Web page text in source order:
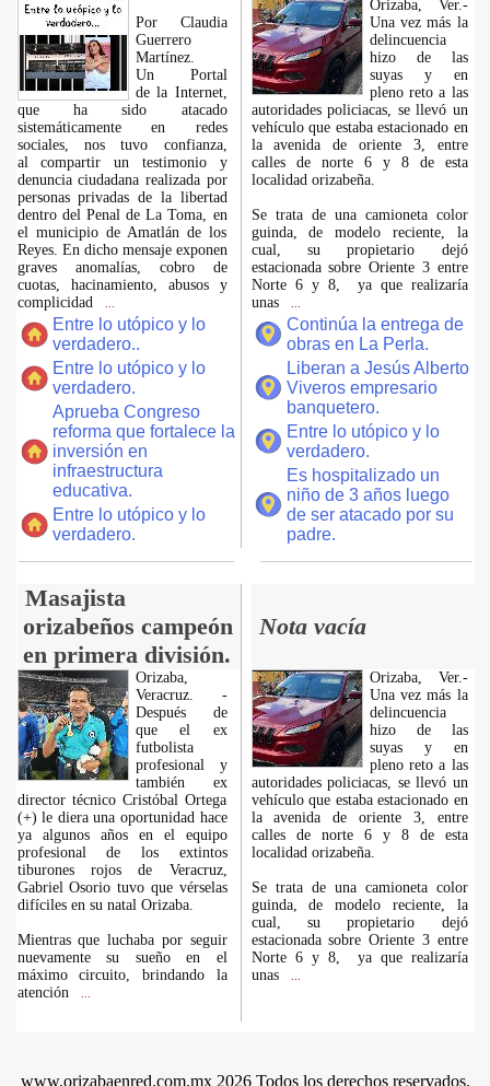
Por Claudia
Guerrero
Martínez.
​Un Portal
de la Internet,
que ha sido atacado
sistemáticamente en redes
sociales, nos tuvo confianza,
al compartir un testimonio y
denuncia ciudadana realizada por
personas privadas de la libertad
dentro del Penal de La Toma, en
el municipio de Amatlán de los
Reyes. En dicho mensaje exponen
graves anomalías, cobro de
cuotas, hacinamiento, abusos y
complicidad
Entre lo utópico y lo
verdadero..
Entre lo utópico y lo
verdadero.
Aprueba Congreso
reforma que fortalece la
inversión en
infraestructura
educativa.
Entre lo utópico y lo
verdadero.
Orizaba, Ver.-
Una vez más la
delincuencia
hizo de las
suyas y en
pleno reto a las
autoridades policiacas, se llevó un
vehículo que estaba estacionado en
la avenida de oriente 3, entre
calles de norte 6 y 8 de esta
localidad orizabeña.
Se trata de una camioneta color
guinda, de modelo reciente, la
cual, su propietario dejó
estacionada sobre Oriente 3 entre
Norte 6 y 8, ya que realizaría
unas
Continúa la entrega de
obras en La Perla.
Liberan a Jesús Alberto
Viveros empresario
banquetero.
Entre lo utópico y lo
verdadero.
Es hospitalizado un
niño de 3 años luego
de ser atacado por su
padre.
Masajista
orizabeños campeón
en primera división.
Nota vacía
Orizaba,
Veracruz. -
Después de
que el ex
futbolista
profesional y
también ex
director técnico Cristóbal Ortega
(+) le diera una oportunidad hace
ya algunos años en el equipo
profesional de los extintos
tiburones rojos de Veracruz,
Gabriel Osorio tuvo que vérselas
difíciles en su natal Orizaba.
Mientras que luchaba por seguir
nuevamente su sueño en el
máximo circuito, brindando la
atención
Orizaba, Ver.-
Una vez más la
delincuencia
hizo de las
suyas y en
pleno reto a las
autoridades policiacas, se llevó un
vehículo que estaba estacionado en
la avenida de oriente 3, entre
calles de norte 6 y 8 de esta
localidad orizabeña.
Se trata de una camioneta color
guinda, de modelo reciente, la
cual, su propietario dejó
estacionada sobre Oriente 3 entre
Norte 6 y 8, ya que realizaría
unas
www.orizabaenred.com.mx 2026 Todos los derechos reservados.